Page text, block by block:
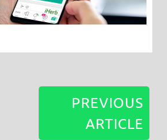
PREVIOUS
ARTICLE